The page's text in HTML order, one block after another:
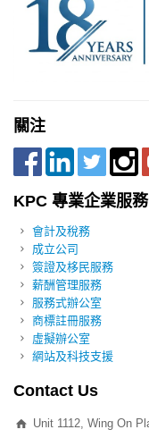
關注
KPC 專業企業服務
會計及稅務
成立公司
簽證及栘民服務
薪酬管理服務
服務式辦公室
商標註冊服務
虛擬辦公室
網站及科技支援
Contact Us
Unit 1112, Wing On